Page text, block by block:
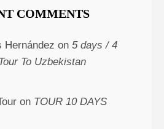
COMMENTS
Hernández on 5 days / 4
To Uzbekistan
on TOUR 10 DAYS